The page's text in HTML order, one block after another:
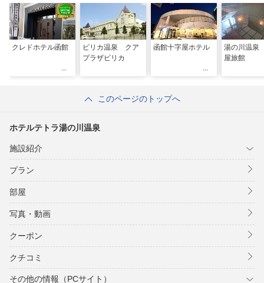
クレドホテル函館
ピリカ温泉 クア
プラザピリカ
函館十字屋ホテル
湯の川温
屋旅館
このページのトップへ
ホテルテトラ湯の川温泉
施設紹介
プラン
部屋
写真・動画
クーポン
クチコミ
その他の情報（PCサイト）